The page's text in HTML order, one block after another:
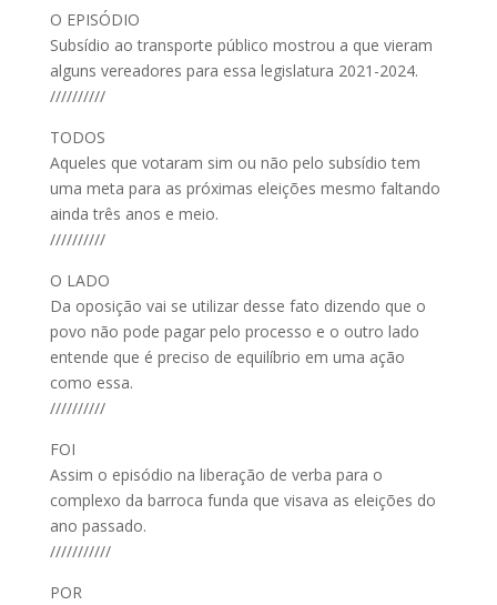
O EPISÓDIO
Subsídio ao transporte público mostrou a que vieram
alguns vereadores para essa legislatura 2021-2024.
//////////
TODOS
Aqueles que votaram sim ou não pelo subsídio tem
uma meta para as próximas eleições mesmo faltando
ainda três anos e meio.
//////////
O LADO
Da oposição vai se utilizar desse fato dizendo que o
povo não pode pagar pelo processo e o outro lado
entende que é preciso de equilíbrio em uma ação
como essa.
//////////
FOI
Assim o episódio na liberação de verba para o
complexo da barroca funda que visava as eleições do
ano passado.
///////////
POR